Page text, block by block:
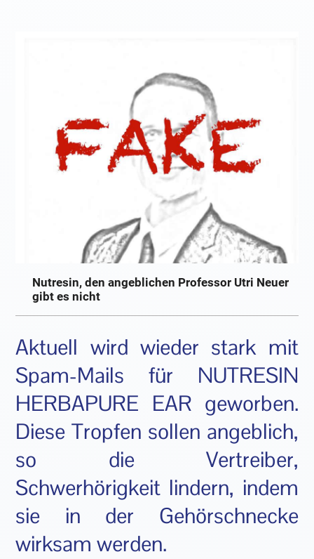
Nutresin, den angeblichen Professor Utri Neuer
gibt es nicht
Aktuell wird wieder stark mit
Spam-Mails für NUTRESIN
HERBAPURE EAR geworben.
Diese Tropfen sollen angeblich,
so die Vertreiber,
Schwerhörigkeit lindern, indem
sie in der Gehörschnecke
wirksam werden.